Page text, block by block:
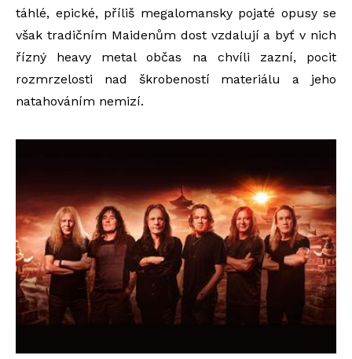
táhlé, epické, příliš megalomansky pojaté opusy se
však tradičním Maidenům dost vzdalují a byť v nich
řízný heavy metal občas na chvíli zazní, pocit
rozmrzelosti nad škrobeností materiálu a jeho
natahováním nemizí.